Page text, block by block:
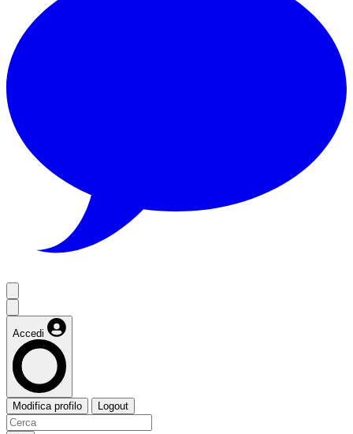
Accedi
Modifica profilo Logout